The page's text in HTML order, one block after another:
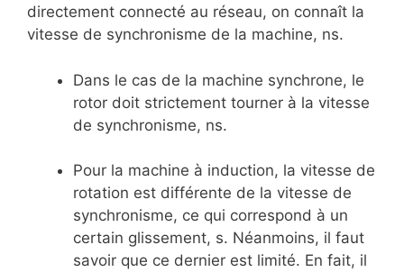
directement connecté au réseau, on connaît la
vitesse de synchronisme de la machine, ns.
Dans le cas de la machine synchrone, le
rotor doit strictement tourner à la vitesse
de synchronisme, ns.
Pour la machine à induction, la vitesse de
rotation est différente de la vitesse de
synchronisme, ce qui correspond à un
certain glissement, s. Néanmoins, il faut
savoir que ce dernier est limité. En fait, il